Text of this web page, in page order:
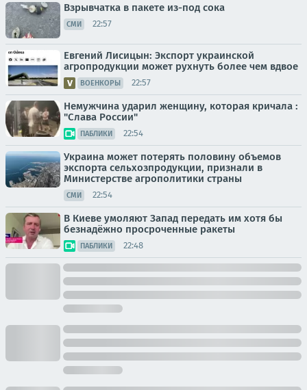
Взрывчатка в пакете из-под сока
СМИ 22:57
Евгений Лисицын: Экспорт украинской
агропродукции может рухнуть более чем вдвое
ВОЕНКОРЫ 22:57
Немужчина ударил женщину, которая кричала :
"Слава России"
ПАБЛИКИ 22:54
Украина может потерять половину объемов
экспорта сельхозпродукции, признали в
Министерстве агрополитики страны
СМИ 22:54
В Киеве умоляют Запад передать им хотя бы
безнадёжно просроченные ракеты
ПАБЛИКИ 22:48